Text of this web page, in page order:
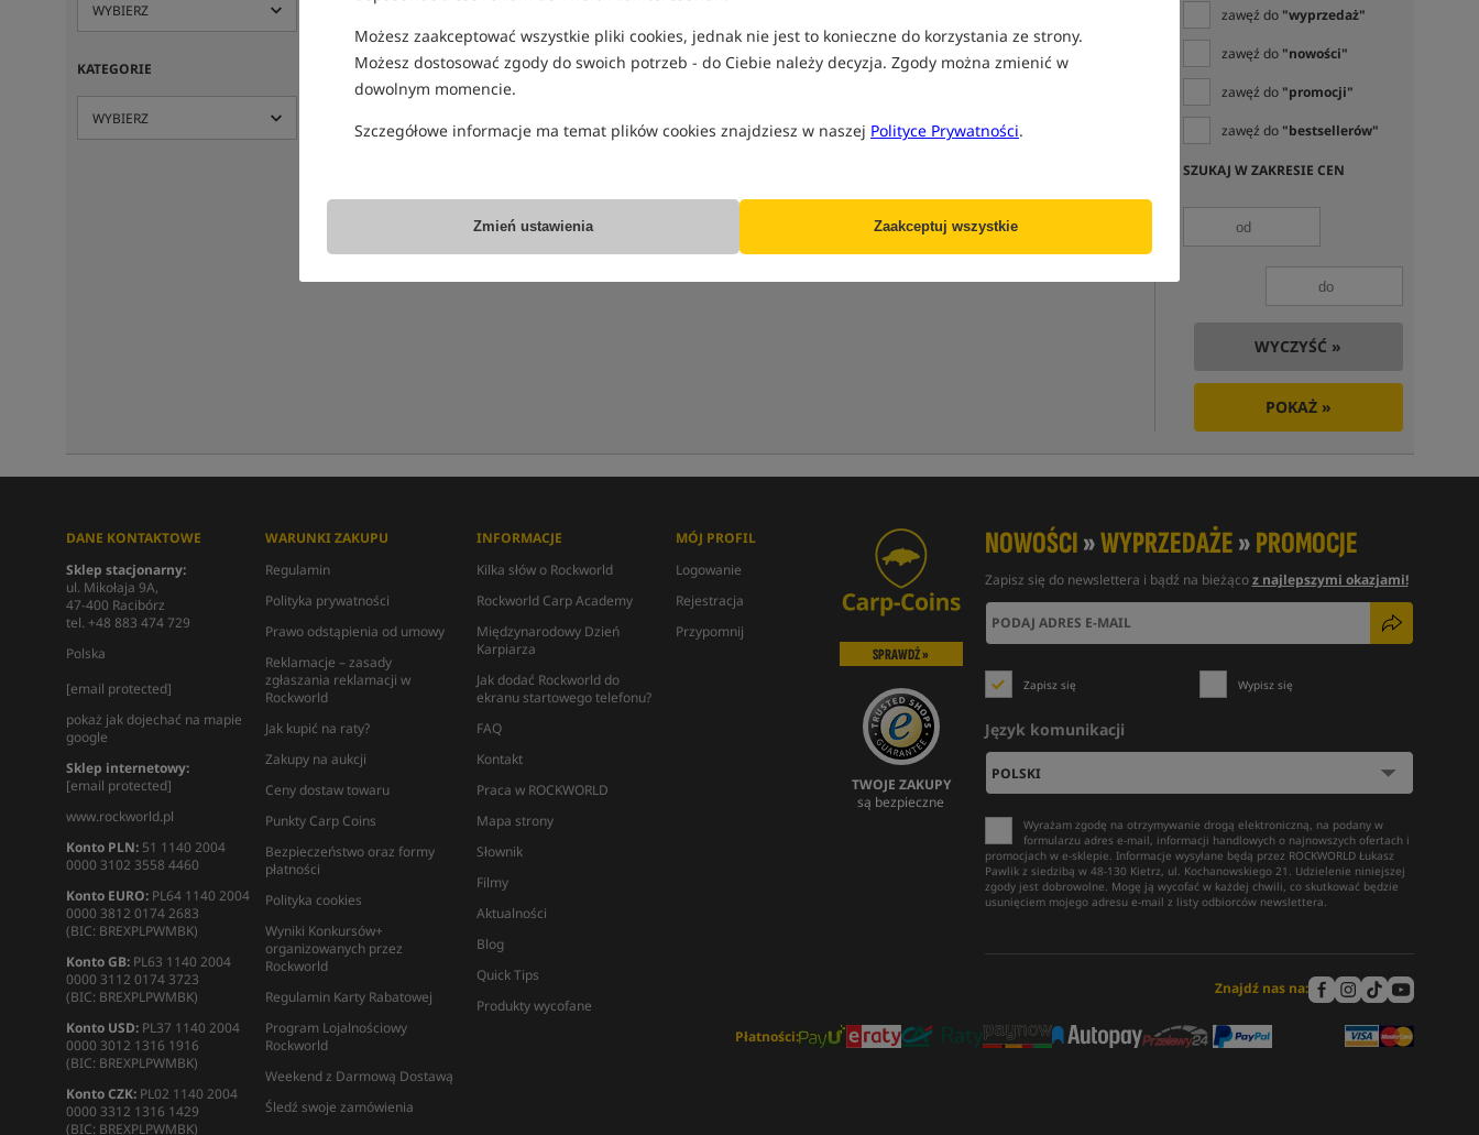
Możesz zaakceptować wszystkie pliki cookies, jednak nie jest to konieczne do korzystania ze strony.
Możesz dostosować zgody do swoich potrzeb - do Ciebie należy decyzja. Zgody można zmienić w
dowolnym momencie.
Szczegółowe informacje ma temat plików cookies znajdziesz w naszej Polityce Prywatności.
Zmień ustawienia Zaakceptuj wszystkie
KATEGORIE
zawęź do "wyprzedaż"
zawęź do "nowości"
zawęź do "promocji"
zawęź do "bestsellerów"
SZUKAJ W ZAKRESIE CEN
WYCZYŚĆ »
POKAŻ »
NOWOŚCI»WYPRZEDAŻE»PROMOCJE
Zapisz się do newslettera i bądź na bieżącoz najlepszymi okazjami!
Zapisz się Wypisz się
Język komunikacji
Wyrażam zgodę na otrzymywanie drogą elektroniczną, na podany w
formularzu adres e-mail, informacji handlowych o najnowszych ofertach i
promocjach w e-sklepie. Informacje wysyłane będą przez ROCKWORLD Łukasz
Pawlik z siedzibą w 48-130 Kietrz, ul. Kochanowskiego 21. Udzielenie niniejszej
zgody jest dobrowolne. Mogę ją wycofać w każdej chwili, co skutkować będzie
usunięciem mojego adresu e-mail z listy odbiorców newslettera.
Znajdź nas na:
Płatności:
DANE KONTAKTOWE
Sklep stacjonarny:
ul. Mikołaja 9A,
47-400 Racibórz
tel. +48 883 474 729
Polska
[email protected]
pokaż jak dojechać na mapie
google
Sklep internetowy:
[email protected]
www.rockworld.pl
Konto PLN:51 1140 2004
0000 3102 3558 4460
Konto EURO:PL64 1140 2004
0000 3812 0174 2683
(BIC: BREXPLPWMBK)
Konto GB:PL63 1140 2004
0000 3112 0174 3723
(BIC: BREXPLPWMBK)
Konto USD:PL37 1140 2004
0000 3012 1316 1916
(BIC: BREXPLPWMBK)
Konto CZK:PL02 1140 2004
0000 3312 1316 1429
(BIC: BREXPLPWMBK)
WARUNKI ZAKUPU
Regulamin
Polityka prywatności
Prawo odstąpienia od umowy
Reklamacje – zasady
zgłaszania reklamacji w
Rockworld
Jak kupić na raty?
Zakupy na aukcji
Ceny dostaw towaru
Punkty Carp Coins
Bezpieczeństwo oraz formy
płatności
Polityka cookies
Wyniki Konkursów+
organizowanych przez
Rockworld
Regulamin Karty Rabatowej
Program Lojalnościowy
Rockworld
Weekend z Darmową Dostawą
Śledź swoje zamówienia
INFORMACJE
Kilka słów o Rockworld
Rockworld Carp Academy
Międzynarodowy Dzień
Karpiarza
Jak dodać Rockworld do
ekranu startowego telefonu?
FAQ
Kontakt
Praca w ROCKWORLD
Mapa strony
Słownik
Filmy
Aktualności
Blog
Quick Tips
Produkty wycofane
MÓJ PROFIL
Logowanie
Rejestracja
Przypomnij
SPRAWDŹ »
TWOJE ZAKUPY
są bezpieczne